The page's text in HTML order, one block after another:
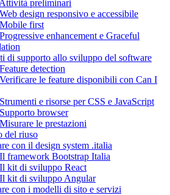
preliminari
design responsivo e accessibile
first
enhancement e Graceful
di supporto allo sviluppo del software
detection
le feature disponibili con Can I
e risorse per CSS e JavaScript
browser
le prestazioni
del riuso
con il design system .italia
framework Bootstrap Italia
kit di sviluppo React
kit di sviluppo Angular
con i modelli di sito e servizi